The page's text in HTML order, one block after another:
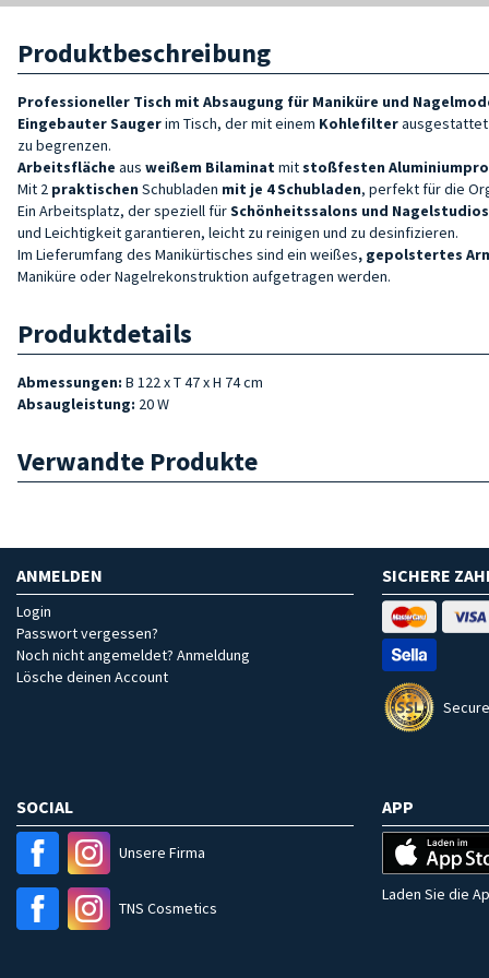
Produktbeschreibung
Professioneller Tisch mit Absaugung für Maniküre und
Eingebauter Saugerim Tisch, der mit einem Kohlefilterausgestattet
zu begrenzen.
Arbeitsfläche aus weißem Bilaminatmitstoßfesten
Mit 2 praktischen Schubladen mit je 4 Schubladen, perfekt für die
Ein Arbeitsplatz, der speziell fürSchönheitssalons und Nagelstudios
und Leichtigkeit garantieren, leicht zu reinigen und zu desinfizieren.
Im Lieferumfang des Manikürtisches sind ein weißes, gepolstertes
Maniküre oder Nagelrekonstruktion aufgetragen werden.
Produktdetails
Abmessungen: B 122 x T 47 x H 74 cm
Absaugleistung: 20 W
Verwandte Produkte
ANMELDEN
Login
Passwort vergessen?
Noch nicht angemeldet? Anmeldung
Lösche deinen Account
SICHERE
SOCIAL
Unsere Firma
TNS Cosmetics
APP
Laden Sie die